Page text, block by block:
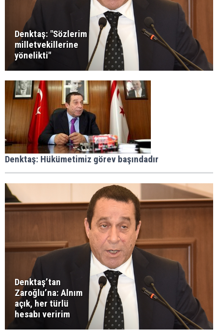
Denktaş: "Sözlerim
milletvekillerine
yönelikti"
Denktaş: Hükümetimiz görev başındadır
Denktaş’tan
Zaroğlu’na: Alnım
açık, her türlü
hesabı veririm